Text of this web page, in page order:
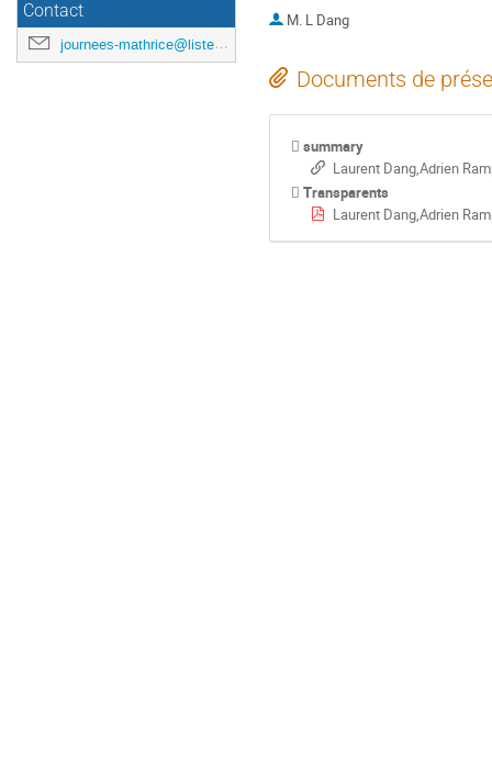
Contact
journees-mathrice@listes.mathrice.fr
M. L Dang
Documents de
summary
Laurent Dang,Adrien
Transparents
Laurent Dang,Adrien